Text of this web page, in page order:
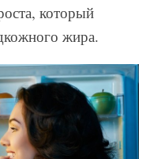
который
жира.